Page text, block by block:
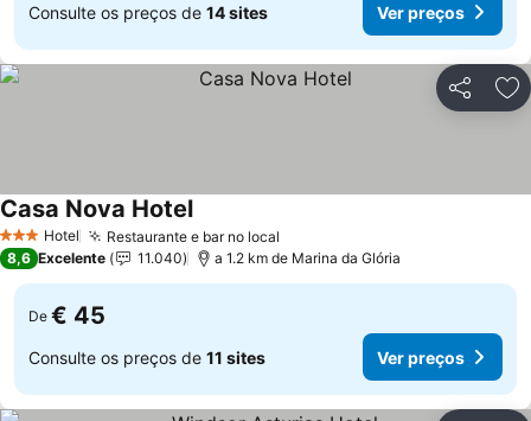
Consulte os preços de 14 sites Ver preços
Partilhar
3 EstrelasHotel Restaurante e bar no local
Casa Nova Hotel
8,6 Excelente 11.040 a 1.2 km de Marina da Glória
De € 45
Consulte os preços de 11 sites Ver preços